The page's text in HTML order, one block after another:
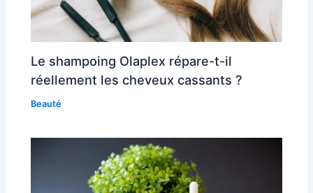
Le shampoing Olaplex répare-t-il
réellement les cheveux cassants ?
Beauté